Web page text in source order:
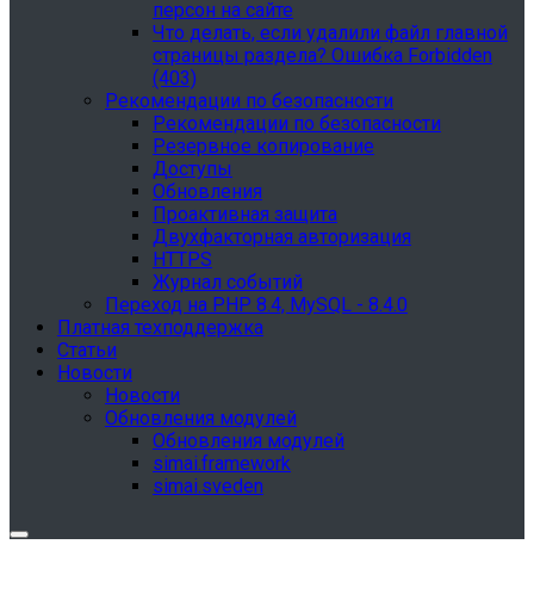
персон на сайте
Что делать, если удалили файл главной
страницы раздела? Ошибка Forbidden
(403)
Рекомендации по безопасности
Рекомендации по безопасности
Резервное копирование
Доступы
Обновления
Проактивная защита
Двухфакторная авторизация
HTTPS
Журнал событий
Переход на PHP 8.4, MySQL - 8.4.0
Платная техподдержка
Статьи
Новости
Новости
Обновления модулей
Обновления модулей
simai.framework
simai.sveden